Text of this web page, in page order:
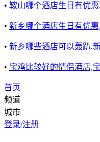
• 鞍山哪个酒店生日有优
• 新乡哪个酒店生日有优
• 新乡哪些酒店可以轰趴,
• 宝鸡比较好的情侣酒店,
首页
频道
城市
登录/注册